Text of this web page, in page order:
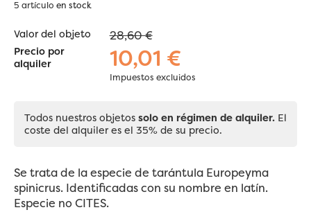
5 artículo en stock
Valor del objeto 28,60 €
Precio por
alquiler
10,01 €
Impuestos excluidos
Todos nuestros objetos solo en régimen de alquiler. El
coste del alquiler es el 35% de su precio.
Se trata de la especie de tarántula Europeyma
spinicrus. Identificadas con su nombre en latín.
Especie no CITES.